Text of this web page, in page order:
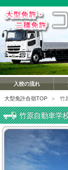
入校の流れ
大型免許合宿TOP ＞ 竹
竹原自動車